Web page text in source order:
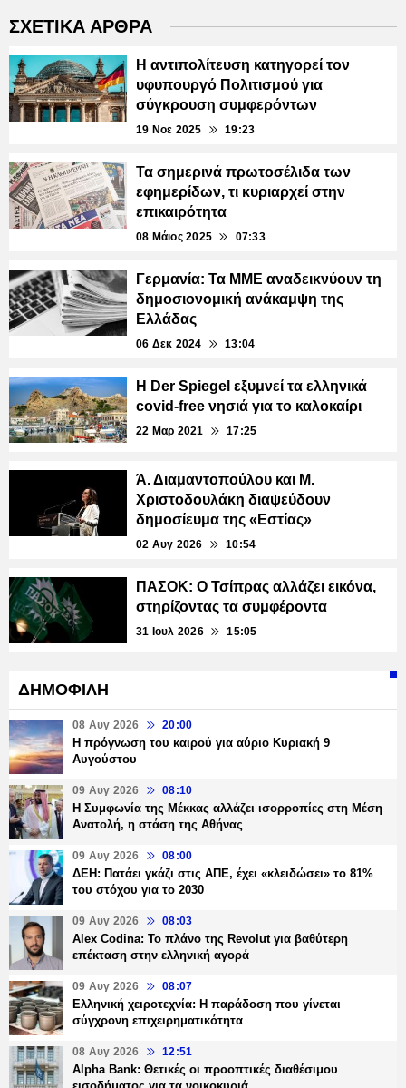
ΣΧΕΤΙΚΑ ΑΡΘΡΑ
Η αντιπολίτευση κατηγορεί τον
υφυπουργό Πολιτισμού για
σύγκρουση συμφερόντων
19 Νοε 2025 19:23
Τα σημερινά πρωτοσέλιδα των
εφημερίδων, τι κυριαρχεί στην
επικαιρότητα
08 Μάιος 2025 07:33
Γερμανία: Τα ΜΜΕ αναδεικνύουν τη
δημοσιονομική ανάκαμψη της
Ελλάδας
06 Δεκ 2024 13:04
Η Der Spiegel εξυμνεί τα ελληνικά
covid-free νησιά για το καλοκαίρι
22 Μαρ 2021 17:25
Ά. Διαμαντοπούλου και Μ.
Χριστοδουλάκη διαψεύδουν
δημοσίευμα της «Εστίας»
02 Αυγ 2026 10:54
ΠΑΣΟΚ: Ο Τσίπρας αλλάζει εικόνα,
στηρίζοντας τα συμφέροντα
31 Ιουλ 2026 15:05
ΔΗΜΟΦΙΛΗ
08 Αυγ 2026 20:00
Η πρόγνωση του καιρού για αύριο Κυριακή 9
Αυγούστου
09 Αυγ 2026 08:10
Η Συμφωνία της Μέκκας αλλάζει ισορροπίες στη Μέση
Ανατολή, η στάση της Αθήνας
09 Αυγ 2026 08:00
ΔΕΗ: Πατάει γκάζι στις ΑΠΕ, έχει «κλειδώσει» το 81%
του στόχου για το 2030
09 Αυγ 2026 08:03
Alex Codina: Το πλάνο της Revolut για βαθύτερη
επέκταση στην ελληνική αγορά
09 Αυγ 2026 08:07
Ελληνική χειροτεχνία: Η παράδοση που γίνεται
σύγχρονη επιχειρηματικότητα
08 Αυγ 2026 12:51
Alpha Bank: Θετικές οι προοπτικές διαθέσιμου